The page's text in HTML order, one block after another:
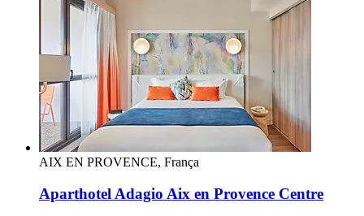
AIX EN PROVENCE, França
Aparthotel Adagio Aix en Provence Centre